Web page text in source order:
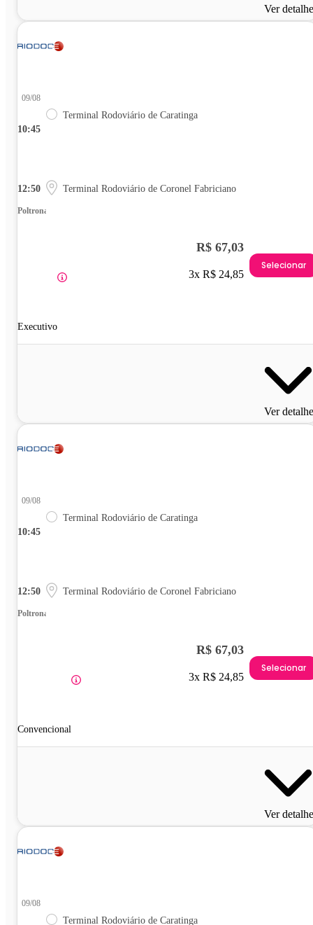
Ver
10:45
09/08
Terminal Rodoviário de Caratinga
12:50 Terminal Rodoviário de Coronel Fabriciano
Poltrona
Executivo
R$ 67,03
3x R$ 24,85
Selecionar
Ver
10:45
09/08
Terminal Rodoviário de Caratinga
12:50 Terminal Rodoviário de Coronel Fabriciano
Poltrona
Convencional
R$ 67,03
3x R$ 24,85
Selecionar
Ver
09/08
Terminal Rodoviário de Caratinga